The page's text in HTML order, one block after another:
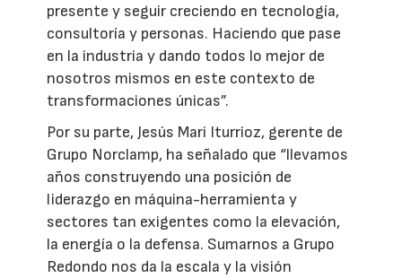
presente y seguir creciendo en tecnología,
consultoría y personas. Haciendo que pase
en la industria y dando todos lo mejor de
nosotros mismos en este contexto de
transformaciones únicas”.
Por su parte, Jesús Mari Iturrioz, gerente de
Grupo Norclamp, ha señalado que “llevamos
años construyendo una posición de
liderazgo en máquina-herramienta y
sectores tan exigentes como la elevación,
la energía o la defensa. Sumarnos a Grupo
Redondo nos da la escala y la visión